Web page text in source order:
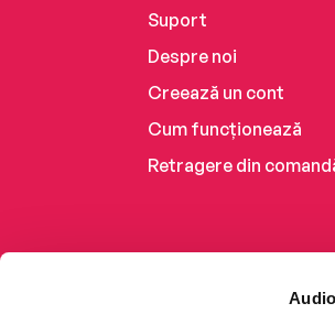
Suport
Despre noi
Creează un cont
Cum funcționează
Retragere din